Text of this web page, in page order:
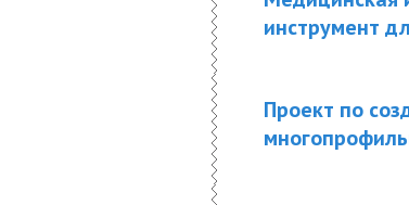
инструмент
Проект по